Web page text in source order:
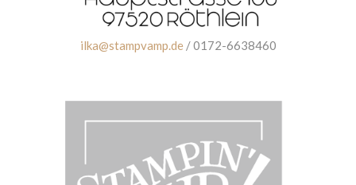
ilka@stampvamp.de/ 0172-6638460